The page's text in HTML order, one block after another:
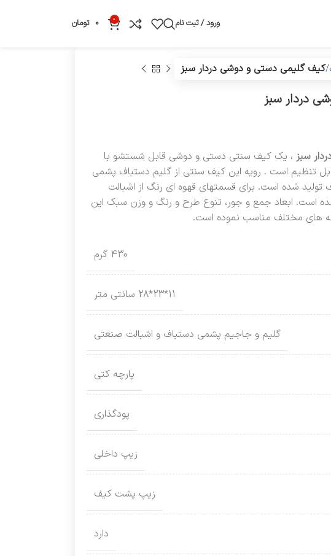
ورود / ثبت نام 0
0 تومان
کیف گلیمی دستی و دوشی دردار سبز
دردار سبز
سبز ، یک کیف سنتی دستی و دوشی قابل شستشو با
تنظیم است . رویه این کیف سنتی از گلیم دستباف پشمی
تولید شده است. برای قسمتهای قهوه ای رنگ از اشبالت
است. ابعاد جمع و جور، تنوع طرح و رنگ و وزن سبک این
های مختلف مناسب نموده است.
430 گرم
11*23*28 سانتی متر
گلیم و جاجیم پشمی دستباف و اشبالت صنعتی
پارچه کتی
پودگذاری
زیپ داخلی
زیپ پشت کیف
دارد